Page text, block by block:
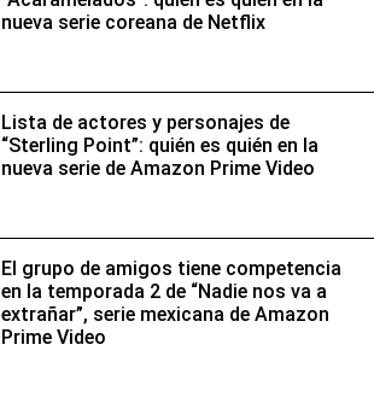
nueva serie coreana de Netflix
Lista de actores y personajes de
“Sterling Point”: quién es quién en la
nueva serie de Amazon Prime Video
El grupo de amigos tiene competencia
en la temporada 2 de “Nadie nos va a
extrañar”, serie mexicana de Amazon
Prime Video